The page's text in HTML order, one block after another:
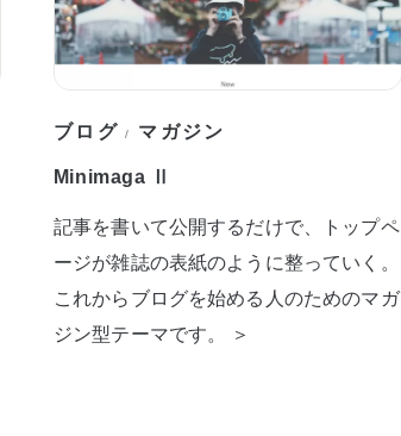
ブログ / マガジン
Minimaga Ⅱ
記事を書いて公開するだけで、トップペ
ージが雑誌の表紙のように整っていく。
これからブログを始める人のためのマガ
ジン型テーマです。 ＞